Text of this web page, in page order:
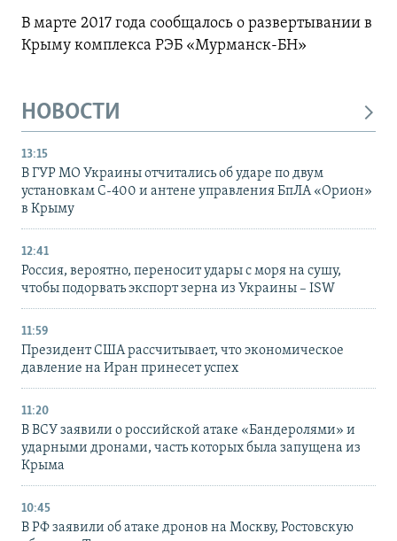
В марте 2017 года сообщалось о развертывании в
Крыму комплекса РЭБ «Мурманск-БН»
НОВОСТИ
13:15
В ГУР МО Украины отчитались об ударе по двум
установкам С-400 и антене управления БпЛА «Орион»
в Крыму
12:41
Россия, вероятно, переносит удары с моря на сушу,
чтобы подорвать экспорт зерна из Украины – ISW
11:59
Президент США рассчитывает, что экономическое
давление на Иран принесет успех
11:20
В ВСУ заявили о российской атаке «Бандеролями» и
ударными дронами, часть которых была запущена из
Крыма
10:45
В РФ заявили об атаке дронов на Москву, Ростовскую